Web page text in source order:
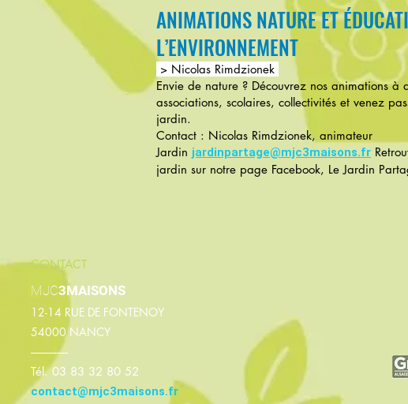
ANIMATIONS NATURE ET
L’ENVIRONNEMENT
> Nicolas Rimdzionek
Envie de nature ? Découvrez nos animations à
associations, scolaires, collectivités et venez
jardin.
Contact : Nicolas Rimdzionek, animateur
Jardin jardinpartage@mjc3maisons.fr
jardin sur notre page Facebook, Le Jardin
CONTACT
MJC3MAISONS
12-14 RUE DE FONTENOY
54000 NANCY
–––––––––
Tél. 03 83 32 80 52
contact@mjc3maisons.fr